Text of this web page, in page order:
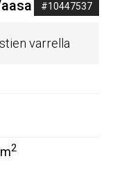
#10447537
varrella
2